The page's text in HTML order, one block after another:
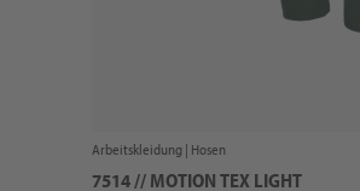
Arbeitskleidung | Hosen
7514 // MOTION TEX LIGHT